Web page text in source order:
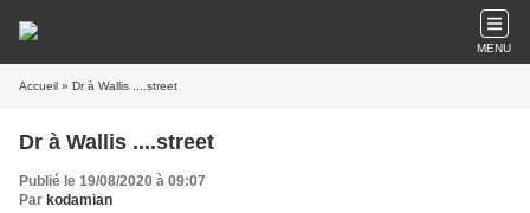
MENU
Accueil » Dr à Wallis ....street
Dr à Wallis ....street
Publié le 19/08/2020 à 09:07
Par kodamian